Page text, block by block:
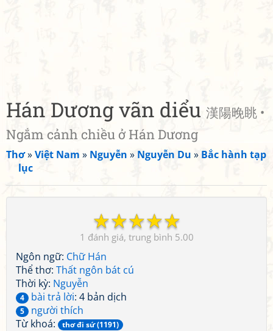
Hán Dương vãn diểu 漢陽晚眺 •
Ngắm cảnh chiều ở Hán Dương
Thơ»Việt Nam » Nguyễn » Nguyễn Du » Bắc hành tạp
lục
☆
☆
☆
☆
☆
1 5.00
Ngôn ngữ: Chữ Hán
Thể thơ: Thất ngôn bát cú
Thời kỳ: Nguyễn
4 bài trả lời: 4 bản dịch
5
người thích
Từ khoá:
thơ đi sứ (1191)